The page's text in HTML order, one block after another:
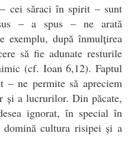
cei săraci în spirit – sunt
– a spus – ne arată
exemplu, după înmulțirea
să fie adunate resturile
(cf. Ioan 6,12). Faptul
ne permite să apreciem
și a lucrurilor. Din păcate,
ignorat, în special în
domină cultura risipei și a